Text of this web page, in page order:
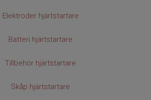
Elektroder hjärtstartare
Batteri hjärtstartare
Tillbehör hjärtstartare
Skåp hjärtstartare